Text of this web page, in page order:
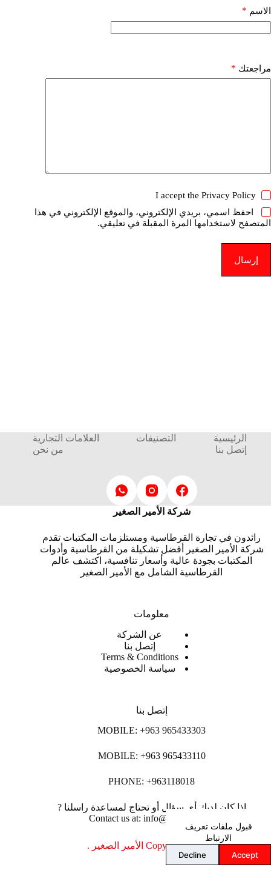
قبول ملفات تعريف
الارتباط
Accept
Decline
الاسم *
مراجعتك *
I accept the Privacy Policy
احفظ اسمي، بريدي الإلكتروني، والموقع الإلكتروني في هذا
المتصفح لاستخدامها المرة المقبلة في تعليقي.
إرسال
الرئيسية التصنيفات
العلامات التجارية
إتصل بنا
من نحن
شركة الأمير الصغير
رائدون في تجارة القرطاسية ومستلزمات المكتبات تقدم
شركة الأمير الصغير أفضل تشكيلة من القرطاسية وأدوات
المكتبات بجودة عالية وأسعار تنافسية، اكتشف عالم
القرطاسية الشامل مع الأمير الصغير
معلومات
عن الشركة
إتصل بنا
Terms & Conditions
سياسة الخصوصية
إتصل بنا
MOBILE: +963 965433303
MOBILE: +963 965433110
PHONE: +963118018
اذا كان لديك أي سؤال أو تحتاج لمساعدة راسلنا ?
Contact us at: info@lpco-llc.com
Copyright © 2026 الأمير الصغير .